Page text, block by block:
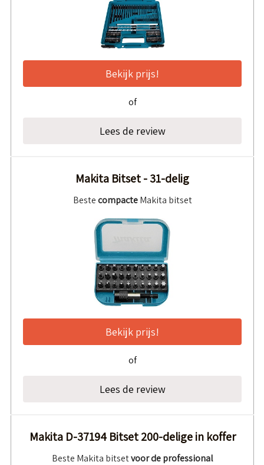
Bekijk prijs!
of
Lees de review
Makita Bitset - 31-delig
BestecompacteMakita bitset
Bekijk prijs!
of
Lees de review
Makita D-37194 Bitset 200-delige in koffer
Beste Makita bitsetvoor de professional